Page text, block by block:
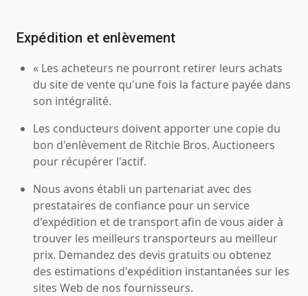
Expédition et enlèvement
« Les acheteurs ne pourront retirer leurs achats
du site de vente qu'une fois la facture payée dans
son intégralité.
Les conducteurs doivent apporter une copie du
bon d'enlèvement de Ritchie Bros. Auctioneers
pour récupérer l'actif.
Nous avons établi un partenariat avec des
prestataires de confiance pour un service
d'expédition et de transport afin de vous aider à
trouver les meilleurs transporteurs au meilleur
prix. Demandez des devis gratuits ou obtenez
des estimations d'expédition instantanées sur les
sites Web de nos fournisseurs.